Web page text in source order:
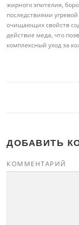
жирного эпителия,
последствиями
очищающих свойств
действие меда, что
комплексный уход за
ДОБАВИТЬ
КОММЕНТАРИЙ